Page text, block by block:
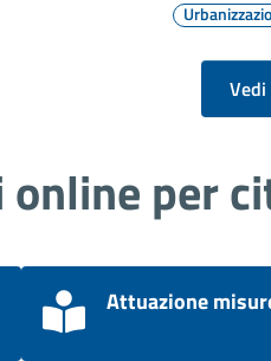
per
Attuazione